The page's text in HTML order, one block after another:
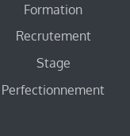
Formation
Recrutement
Stage
Perfectionnement